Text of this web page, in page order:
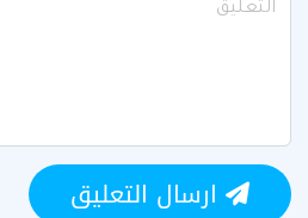
ارسال التعليق